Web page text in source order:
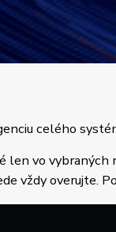
celého
len vo
vždy overujte.